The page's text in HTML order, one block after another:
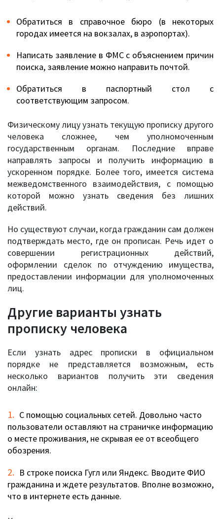
Обратиться в справочное бюро (в некоторых
городах имеется на вокзалах, в аэропортах).
Написать заявление в ФМС с объяснением причин
поиска, заявление можно направить почтой.
Обратиться в паспортный стол с
соответствующим запросом.
Физическому лицу узнать текущую прописку другого
человека сложнее, чем уполномоченным
государственным органам. Последние вправе
направлять запросы и получить информацию в
ускоренном порядке. Более того, имеется система
межведомственного взаимодействия, с помощью
которой можно узнать сведения без лишних
действий.
Но существуют случаи, когда гражданин сам должен
подтверждать место, где он прописан. Речь идет о
совершении регистрационных действий,
оформлении сделок по отчуждению имущества,
предоставлении информации для уполномоченных
лиц.
Другие варианты узнать
прописку человека
Если узнать адрес прописки в официальном
порядке не представляется возможным, есть
несколько вариантов получить эти сведения
онлайн:
С помощью социальных сетей. Довольно часто
пользователи оставляют на страничке информацию
о месте проживания, не скрывая ее от всеобщего
обозрения.
В строке поиска Гугл или Яндекс. Вводите ФИО
гражданина и ждете результатов. Вполне возможно,
что в интернете есть данные.